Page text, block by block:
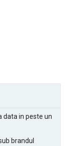
data in peste un
brandul